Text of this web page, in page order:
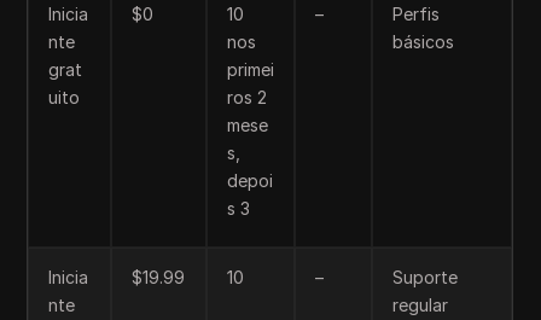
Inicia
nte
grat
uito
$0
10
nos
primei
ros 2
mese
s,
depoi
s 3
–
Perfis
básicos
Inicia
nte
$19.99 10 –
Suporte
regular